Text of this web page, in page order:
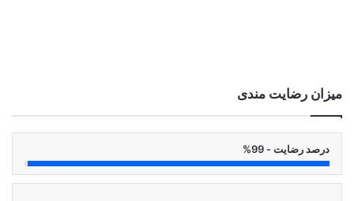
میزان رضایت مندی
درصد رضایت - 99%